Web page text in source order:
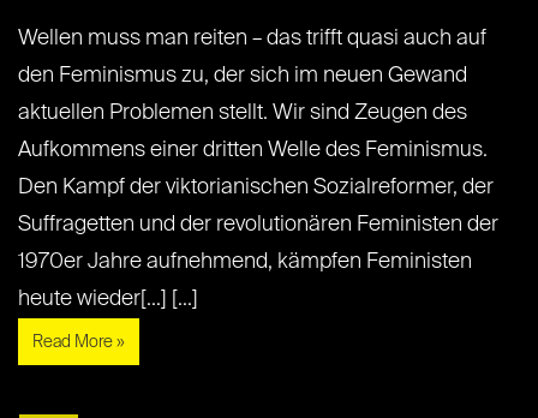
Wellen muss man reiten – das trifft quasi auch auf
den Feminismus zu, der sich im neuen Gewand
aktuellen Problemen stellt. Wir sind Zeugen des
Aufkommens einer dritten Welle des Feminismus.
Den Kampf der viktorianischen Sozialreformer, der
Suffragetten und der revolutionären Feministen der
1970er Jahre aufnehmend, kämpfen Feministen
heute wieder[...] [...]
Read More »